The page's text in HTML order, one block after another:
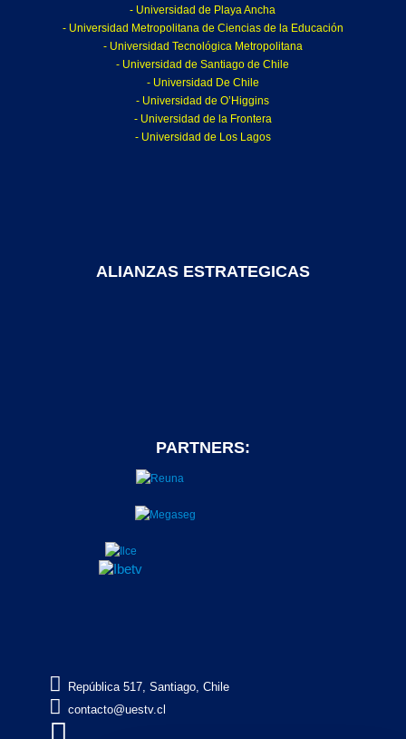
- Universidad de Playa Ancha
- Universidad Metropolitana de Ciencias de la Educación
- Universidad Tecnológica Metropolitana
- Universidad de Santiago de Chile
- Universidad De Chile
- Universidad de O’Higgins
- Universidad de la Frontera
- Universidad de Los Lagos
ALIANZAS ESTRATEGICAS
PARTNERS:
 República 517, Santiago, Chile
 contacto@uestv.cl